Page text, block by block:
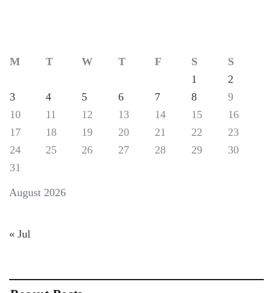
August 2026
M T W T F S
S
1
2
3
4 5 6 7 8
9
10
11 12 13 14 15
16
17
18 19 20 21 22
23
24
25 26 27 28 29
30
31
« Jul